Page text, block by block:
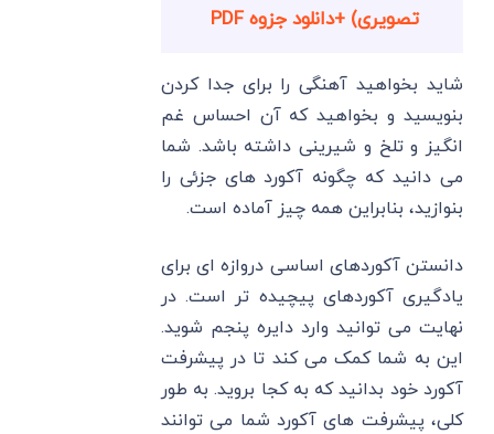
تصویری) +دانلود جزوه PDF
شاید بخواهید آهنگی را برای جدا کردن
بنویسید و بخواهید که آن احساس غم
انگیز و تلخ و شیرینی داشته باشد. شما
می دانید که چگونه آکورد های جزئی را
بنوازید، بنابراین همه چیز آماده است.
دانستن آکوردهای اساسی دروازه ای برای
یادگیری آکوردهای پیچیده تر است. در
نهایت می توانید وارد دایره پنجم شوید.
این به شما کمک می کند تا در پیشرفت
آکورد خود بدانید که به کجا بروید. به طور
کلی، پیشرفت های آکورد شما می توانند